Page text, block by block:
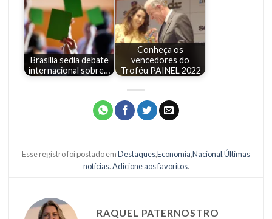
Brasília sedia debate
internacional sobre…
Conheça os
vencedores do
Troféu PAINEL 2022
Esse registro foi postado emDestaques,Economia,Nacional,Últimas
notícias.Adicione aos favoritos.
RAQUEL PATERNOSTRO